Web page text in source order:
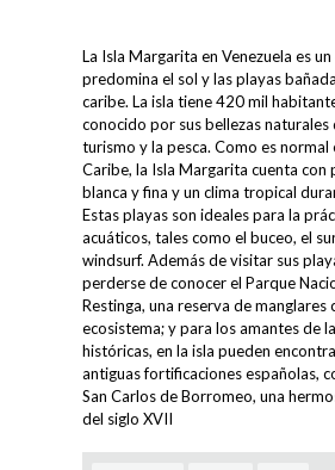
La Isla Margarita en Venezuela es
predomina el sol y las playas
caribe. La isla tiene 420 mil
conocido por sus bellezas naturales
turismo y la pesca. Como es normal
Caribe, la Isla Margarita cuenta con
blanca y fina y un clima tropical
Estas playas son ideales para la
acuáticos, tales como el buceo, el
windsurf. Además de visitar sus
perderse de conocer el Parque
Restinga, una reserva de manglares
ecosistema; y para los amantes de
históricas, en la isla pueden
antiguas fortificaciones españolas,
San Carlos de Borromeo, una
del siglo XVII